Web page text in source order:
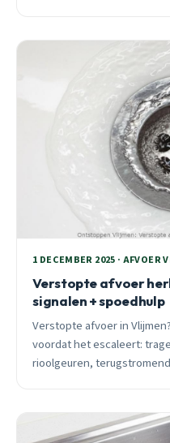
1 DECEMBER 2025 · AFVOER
Verstopte afvoer
signalen + spoedhulp
Verstopte afvoer in
voordat het escaleert:
rioolgeuren,